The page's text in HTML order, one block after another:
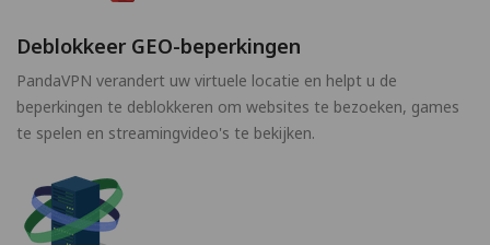
Deblokkeer GEO-beperkingen
PandaVPN verandert uw virtuele locatie en helpt u de
beperkingen te deblokkeren om websites te bezoeken, games
te spelen en streamingvideo's te bekijken.